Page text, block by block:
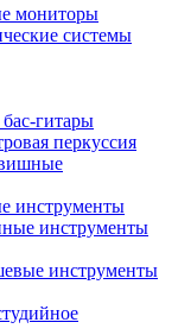
мониторы
системы
гитары
перкуссия
инструменты
инструменты
инструменты